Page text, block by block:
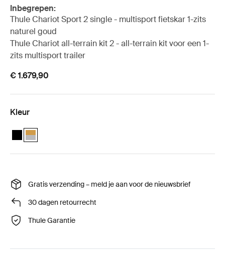
Inbegrepen:
Thule Chariot Sport 2 single - multisport fietskar 1-zits
naturel goud
Thule Chariot all-terrain kit 2 - all-terrain kit voor een 1-
zits multisport trailer
€ 1.679,90
Kleur
Thule Chariot Sport 2 single all-terrain Bundle Zwart
Thule Chariot Sport 2 single all-terrain Bundle Natural Gold
Gratis verzending – meld je aan voor de nieuwsbrief
30 dagen retourrecht
Thule Garantie